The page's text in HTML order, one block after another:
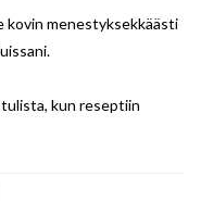
kovin menestyksekkäästi
kun reseptiin